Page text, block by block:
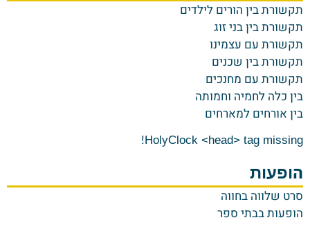
תקשורת בין הורים לילדים
תקשורת בין בני זוג
תקשורת עם עצמינו
תקשורת בין שכנים
תקשורת עם מחנכים
בין כלה לחמיה וחמותה
בין אורחים למארחים
HolyClock <head> tag missing!
הופעות
סרט שלווה בחווה
הופעות בבתי ספר